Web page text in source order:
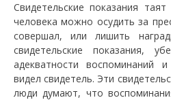
Свидетельские показания
человека можно осудить за
совершал, или лишить
свидетельские показания,
адекватности воспоминаний
видел свидетель. Эти
люди думают, что